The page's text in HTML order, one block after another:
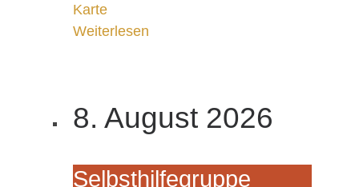
KarteQueeres Zentrum Erlangen
Weiterlesen
8. August 2026
Selbst­hil­fe­grup­pe